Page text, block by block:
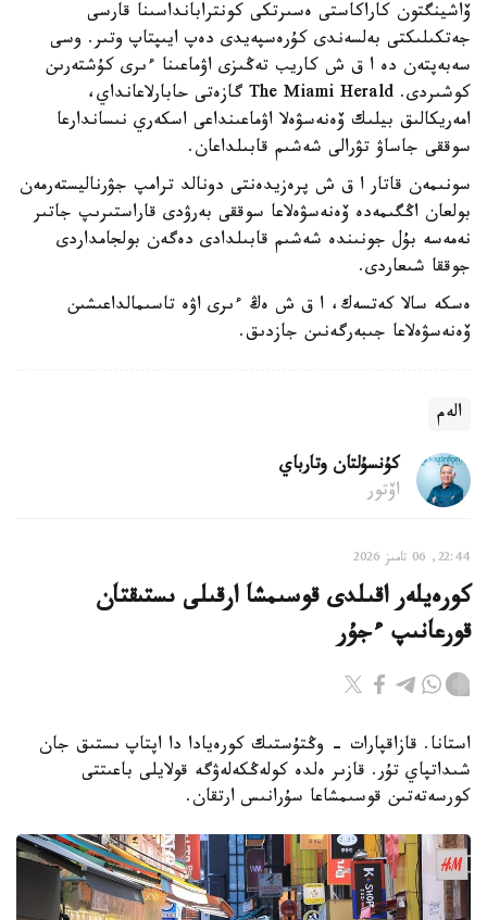
ۆاشينگتون كاراكاستى ەسىرتكى كونترابانداسىنا قارسى
جەتكىلىكتى بەلسەندى كۇرەسپەيدى دەپ ايىپتاپ وتىر. وسى
سەبەپتەن دە ا ق ش كاريب تەڭىزى اۋماعىنا ءىرى كۇشتەرىن
كوشىردى. The Miami Herald گازەتى حابارلاعانداي،
امەريكالىق بيلىك ۆەنەسۋەلا اۋماعىنداعى اسكەري نىساندارعا
سوققى جاساۋ تۋرالى شەشىم قابىلداعان.
سونىمەن قاتار ا ق ش پرەزيدەنتى دونالد ترامپ جۋرناليستەرمەن
بولعان اڭگىمەدە ۆەنەسۋەلاعا سوققى بەرۋدى قاراستىرىپ جاتىر
نەمەسە بۇل جونىندە شەشىم قابىلدادى دەگەن بولجامداردى
جوققا شىعاردى.
ەسكە سالا كەتسەك، ا ق ش ەڭ ءىرى اۋە تاسىمالداعىشىن
ۆەنەسۋەلاعا جىبەرگەنىن جازدىق.
الەم
كۇنسۇلتان وتارباي
اۆتور
22:44, 06 تامىز 2026
كورەيلەر اقىلدى قوسىمشا ارقىلى ىستىقتان
قورعانىپ ءجۇر
استانا. قازاقپارات - وڭتۇستىك كورەيادا دا اپتاپ ىستىق جان
شىداتپاي تۇر. قازىر ەلدە كولەڭكەلەۋگە قولايلى باعىتتى
كورسەتەتىن قوسىمشاعا سۇرانىس ارتقان.